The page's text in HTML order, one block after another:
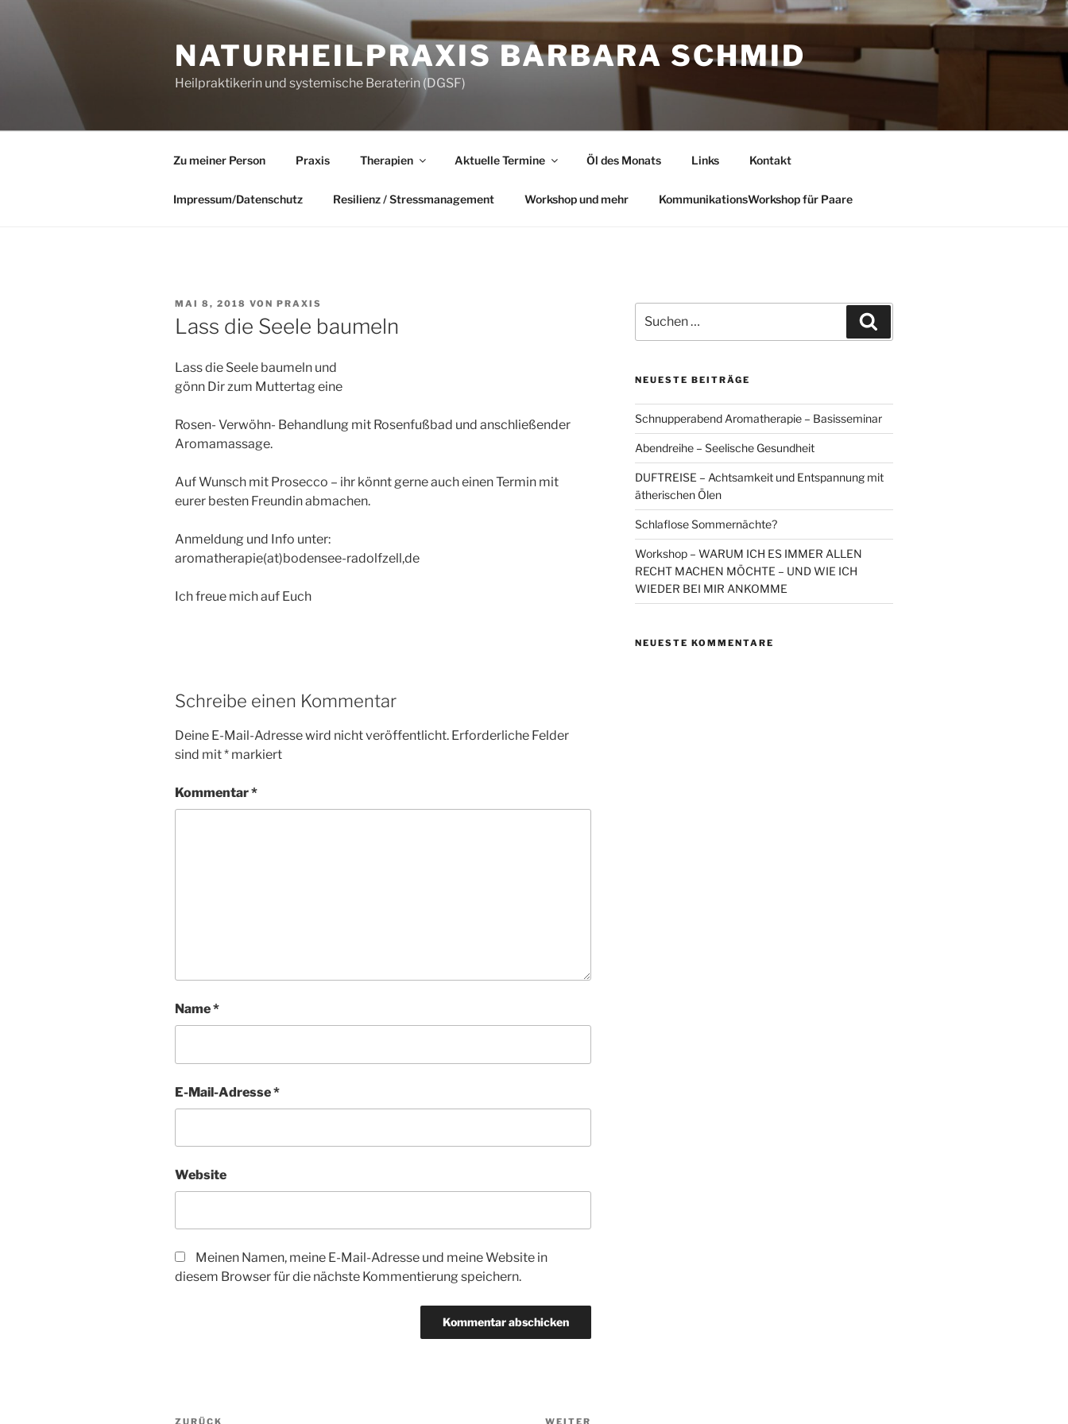
springen
NATURHEILPRAXIS BARBARA SCHMID
Heilpraktikerin und systemische Beraterin (DGSF)
Zu meiner Person Praxis Therapien Aktuelle Termine Öl des Monats Links Kontakt
Impressum/Datenschutz Resilienz / Stressmanagement Workshop und mehr KommunikationsWorkshop für Paare
VERÖFFENTLICHT
AM
MAI 8, 2018 VON PRAXIS
Lass die Seele baumeln
Lass die Seele baumeln und
gönn Dir zum Muttertag eine
Rosen- Verwöhn- Behandlung mit Rosenfußbad und anschließender
Aromamassage.
Auf Wunsch mit Prosecco – ihr könnt gerne auch einen Termin mit
eurer besten Freundin abmachen.
Anmeldung und Info unter:
aromatherapie(at)bodensee-radolfzell,de
Ich freue mich auf Euch
Schreibe einen Kommentar
Deine E-Mail-Adresse wird nicht veröffentlicht. Erforderliche Felder
sind mit* markiert
Kommentar*
Name*
E-Mail-Adresse*
Website
Meinen Namen, meine E-Mail-Adresse und meine Website in
diesem Browser für die nächste Kommentierung speichern.
Beitragsnavigation
nach:
NEUESTE BEITRÄGE
Schnupperabend Aromatherapie – Basisseminar
Abendreihe – Seelische Gesundheit
DUFTREISE – Achtsamkeit und Entspannung mit
ätherischen Ölen
Schlaflose Sommernächte?
Workshop – WARUM ICH ES IMMER ALLEN
RECHT MACHEN MÖCHTE – UND WIE ICH
WIEDER BEI MIR ANKOMME
NEUESTE KOMMENTARE